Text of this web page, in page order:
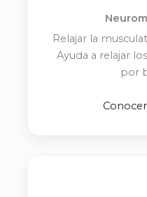
Relajar la
Ayuda a relajar
por